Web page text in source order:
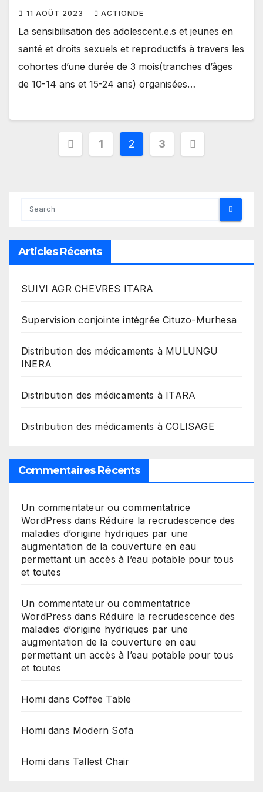
et 15-24 ans) organisées dans les
espaces sûrs/de confiance par les
pair.e.s éducateur.trice.s
11 AOÛT 2023 ACTIONDE
La sensibilisation des adolescent.e.s et jeunes en
santé et droits sexuels et reproductifs à travers les
cohortes d’une durée de 3 mois(tranches d’âges
de 10-14 ans et 15-24 ans) organisées…
Pagination
1 2 3
Articles Récents
SUIVI AGR CHEVRES ITARA
Supervision conjointe intégrée Cituzo-Murhesa
Distribution des médicaments à MULUNGU
INERA
Distribution des médicaments à ITARA
Distribution des médicaments à COLISAGE
Commentaires Récents
Un commentateur ou commentatrice
WordPress dans Réduire la recrudescence des
maladies d’origine hydriques par une
augmentation de la couverture en eau
permettant un accès à l’eau potable pour tous
et toutes
Un commentateur ou commentatrice
WordPress dans Réduire la recrudescence des
maladies d’origine hydriques par une
augmentation de la couverture en eau
permettant un accès à l’eau potable pour tous
et toutes
HomidansCoffee Table
Homidans Modern Sofa
Homidans Tallest Chair